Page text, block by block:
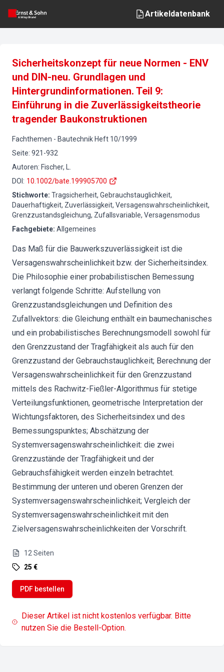
Artikeldatenbank
Sicherheitskonzept für neue Normen - ENV
und DIN-neu. Grundlagen und
Hintergrundinformationen. Teil 9:
Einführung in die Zuverlässigkeitstheorie
tragender Baukonstruktionen
Fachthemen - Bautechnik Heft 10/1999
Seite: 921-932
Autoren: Fischer, L.
DOI : 10.1002/bate.199905700
Stichworte: Tragsicherheit, Gebrauchstauglichkeit,
Dauerhaftigkeit, Zuverlässigkeit, Versagenswahrscheinlichkeit,
Grenzzustandsgleichung, Zufallsvariable, Versagensmodus
Fachgebiete: Allgemeines
Das Maß für die Bauwerkszuverlässigkeit ist die
Versagenswahrscheinlichkeit bzw. der Sicherheitsindex.
Die Philosophie einer probabilistischen Bemessung
verlangt folgende Schritte: Aufstellung von
Grenzzustandsgleichungen und Definition des
Zufallvektors: die Gleichung enthält ein baumechanisches
und ein probabilistisches Berechnungsmodell sowohl für
den Grenzzustand der Tragfähigkeit als auch für den
Grenzzustand der Gebrauchstauglichkeit; Berechnung der
Versagenswahrscheinlichkeit für den Grenzzustand
mittels des Rachwitz-Fießler-Algorithmus für stetige
Verteilungsfunktionen, geometrische Interpretation der
Wichtungsfaktoren, des Sicherheitsindex und des
Bemessungspunktes; Abschätzung der
Systemversagenswahrscheinlichkeit: die zwei
Grenzzustände der Tragfähigkeit und der
Gebrauchsfähigkeit werden einzeln betrachtet.
Bestimmung der unteren und oberen Grenzen der
Systemversagenswahrscheinlichkeit; Vergleich der
Systemversagenswahrscheinlichkeit mit den
Zielversagenswahrscheinlichkeiten der Vorschrift.
12 Seiten
25 €
PDF bestellen
Dieser Artikel ist nicht kostenlos verfügbar. Bitte
nutzen Sie die Bestell-Option.